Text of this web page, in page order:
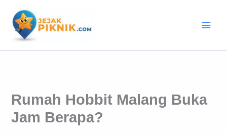
konten
Rumah Hobbit Malang Buka
Jam Berapa?